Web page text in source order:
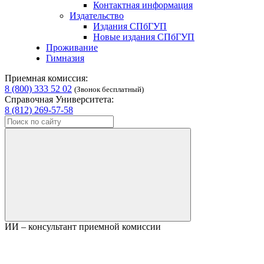
Контактная информация
Издательство
Издания СПбГУП
Новые издания СПбГУП
Проживание
Гимназия
Приемная комиссия:
8 (800) 333 52 02 (Звонок бесплатный)
Справочная Университета:
8 (812) 269-57-58
ИИ – консультант приемной комиссии